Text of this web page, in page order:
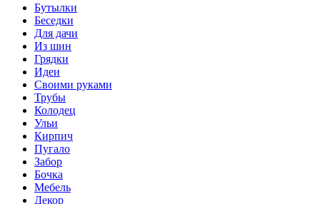
Бутылки
Беседки
Для дачи
Из шин
Грядки
Идеи
Своими руками
Трубы
Колодец
Ульи
Кирпич
Пугало
Забор
Бочка
Мебель
Декор